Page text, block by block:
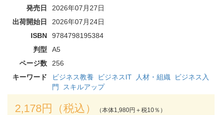
発売日
2026年07月27日
出荷開始日
2026年07月24日
ISBN
9784798195384
判型
A5
ページ数
256
キーワード
ビジネス教養 ビジネスIT 人材・組織
ビジネス入
門
スキルアップ
2,178円（税込） （本体1,980円＋税10％）